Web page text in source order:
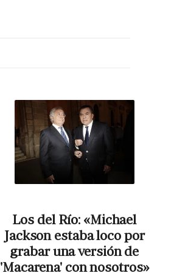
Los del Río: «Michael
Jackson estaba loco por
grabar una versión de
'Macarena' con nosotros»